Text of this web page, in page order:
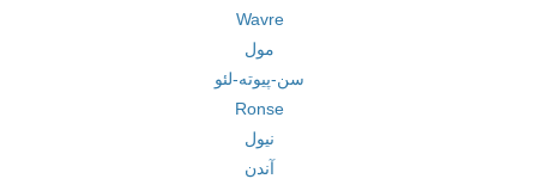
Wavre
مول
سن-پیوته-لئو
Ronse
نیول
آندن